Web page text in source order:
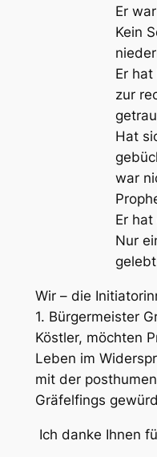
Er
Kein
Er
zur
Hat
war
Er
Nur
Wir – die
1. Bürgermeister
Köstler, möchten
Leben im
mit der
Gräfelfings
Ich danke Ihnen